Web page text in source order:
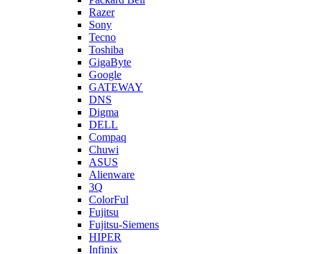
Razer
Sony
Tecno
Toshiba
GigaByte
Google
GATEWAY
DNS
Digma
DELL
Compaq
Chuwi
ASUS
Alienware
3Q
ColorFul
Fujitsu
Fujitsu-Siemens
HIPER
Infinix